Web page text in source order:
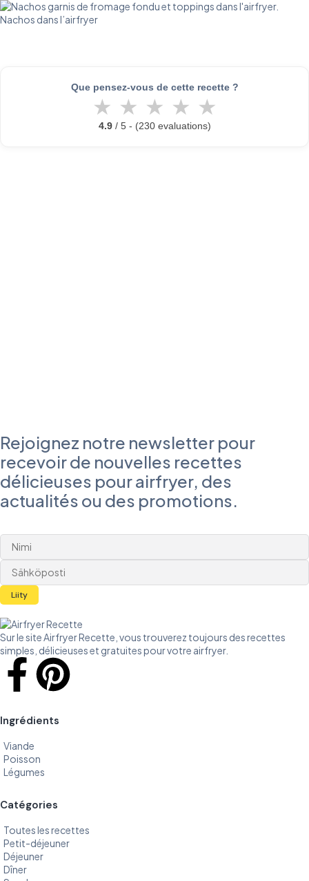
Nachos dans l’airfryer
Que pensez-vous de cette recette ?
★ ★ ★ ★ ★
4.9/ 5 - (230 evaluations)
Rejoignez notre newsletter pour
recevoir de nouvelles recettes
délicieuses pour airfryer, des
actualités ou des promotions.
Liity
Sur le site Airfryer Recette, vous trouverez toujours des recettes
simples, délicieuses et gratuites pour votre airfryer.
Ingrédients
Viande
Poisson
Légumes
Catégories
Toutes les recettes
Petit-déjeuner
Déjeuner
Dîner